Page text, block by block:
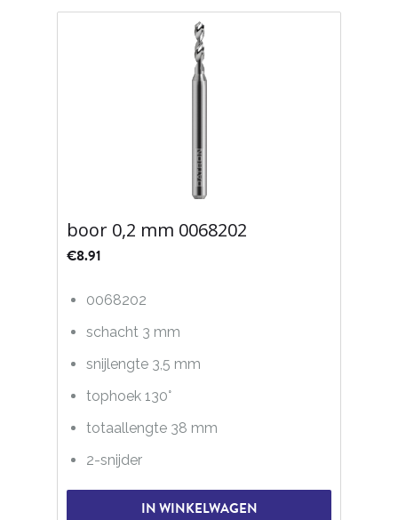
boor 0,2 mm 0068202
€8.91
0068202
schacht 3 mm
snijlengte 3,5 mm
tophoek 130°
totaallengte 38 mm
2-snijder
IN WINKELWAGEN